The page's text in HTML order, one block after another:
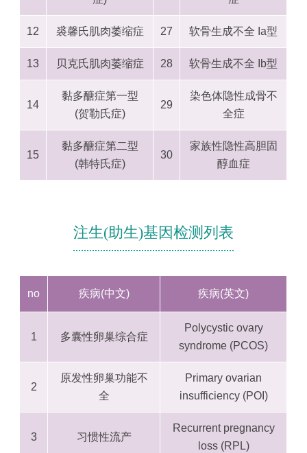
12 裘馨氏肌肉萎缩症 27 软骨生成不全 Ia型
13 贝克氏肌肉萎缩症 28 软骨生成不全 Ib型
14
黏多醣症第一型
(贺勒氏症)
29
染色体隐性成骨不
全症
15
黏多醣症第二型
(韩特氏症)
30
家族性隐性高胆固
醇血症
注生(助生)基因检测列表
no 疾病(中文) 疾病(英文)
1 多囊性卵巢综合症
Polycystic ovary
syndrome (PCOS)
2
原发性卵巢功能不
全
Primary ovarian
insufficiency (POI)
3 习惯性流产
Recurrent pregnancy
loss (RPL)